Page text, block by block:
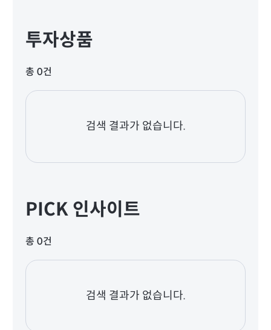
투자상품
총 0건
검색 결과가 없습니다.
PICK 인사이트
총 0건
검색 결과가 없습니다.